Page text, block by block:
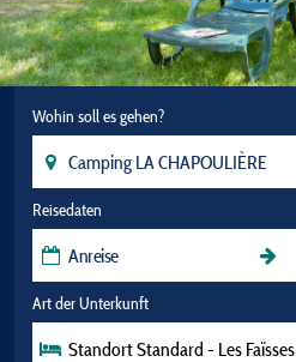
Wohin soll es gehen?
Reisedaten
Art der Unterkunft
Standort Standard - Les Faïsses